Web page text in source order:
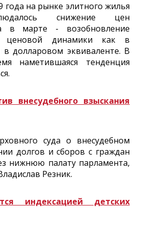
года на рынке элитного жилья
снижение цен
в марте - возобновление
ценовой динамики как в
долларовом эквиваленте. В
наметившаяся тенденция
внесудебного взыскания
суда о внесудебном
долгов и сборов с граждан
нижнюю палату парламента,
Резник.
индексацией детских